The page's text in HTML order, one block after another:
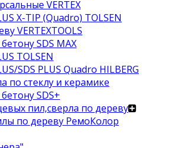
VERTEX
X-TIP (Quadro) TOLSEN
VERTEXTOOLS
SDS MAX
TOLSEN
SDS PLUS Quadro HILBERG
по стеклу и керамике
SDS+
пил,сверла по дереву
по дереву РемоКолор